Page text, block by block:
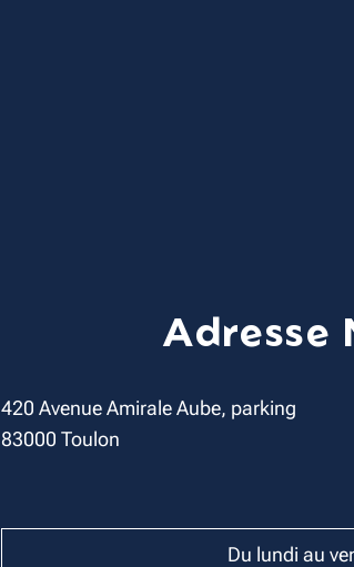
Adresse
420 Avenue Amirale Aube, parking
83000 Toulon
Du lundi au